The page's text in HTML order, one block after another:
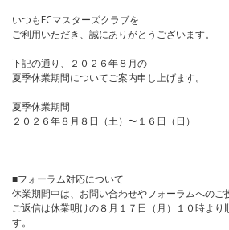
いつもECマスターズクラブを
ご利用いただき、誠にありがとうございます。
下記の通り、２０２６年８月の
夏季休業期間についてご案内申し上げます。
夏季休業期間
２０２６年８月８日（土）〜１６日（日）
■フォーラム対応について
休業期間中は、お問い合わせやフォーラムへのご
ご返信は休業明けの８月１７日（月）１０時より
す。